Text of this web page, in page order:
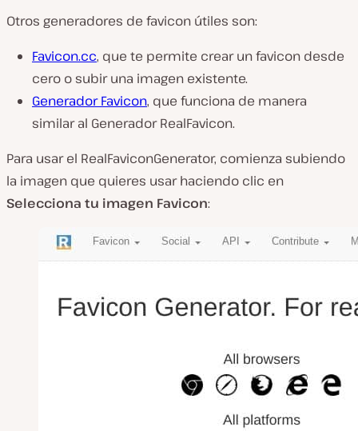
Otros generadores de favicon útiles son:
Favicon.cc, que te permite crear un favicon desde
cero o subir una imagen existente.
Generador Favicon, que funciona de manera
similar al Generador RealFavicon.
Para usar el RealFaviconGenerator, comienza subiendo
la imagen que quieres usar haciendo clic en
Selecciona tu imagen Favicon: